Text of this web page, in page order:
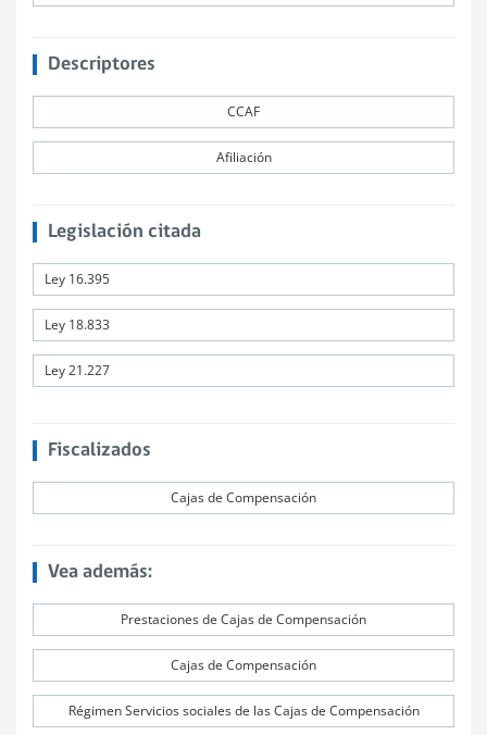
Descriptores
CCAF
Afiliación
Legislación citada
Ley 16.395
Ley 18.833
Ley 21.227
Fiscalizados
Cajas de Compensación
Vea además:
Prestaciones de Cajas de Compensación
Cajas de Compensación
Régimen Servicios sociales de las Cajas de Compensación